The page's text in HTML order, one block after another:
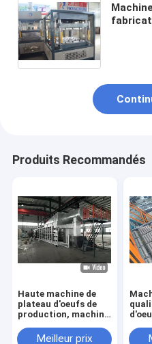
Produits Recommandés
Haute machine de
plateau d'oeufs de
production, machine
production de pulpe
Meilleur prix